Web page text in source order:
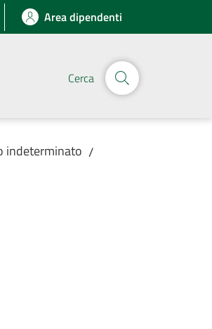
Area dipendenti
Cerca
indeterminato /